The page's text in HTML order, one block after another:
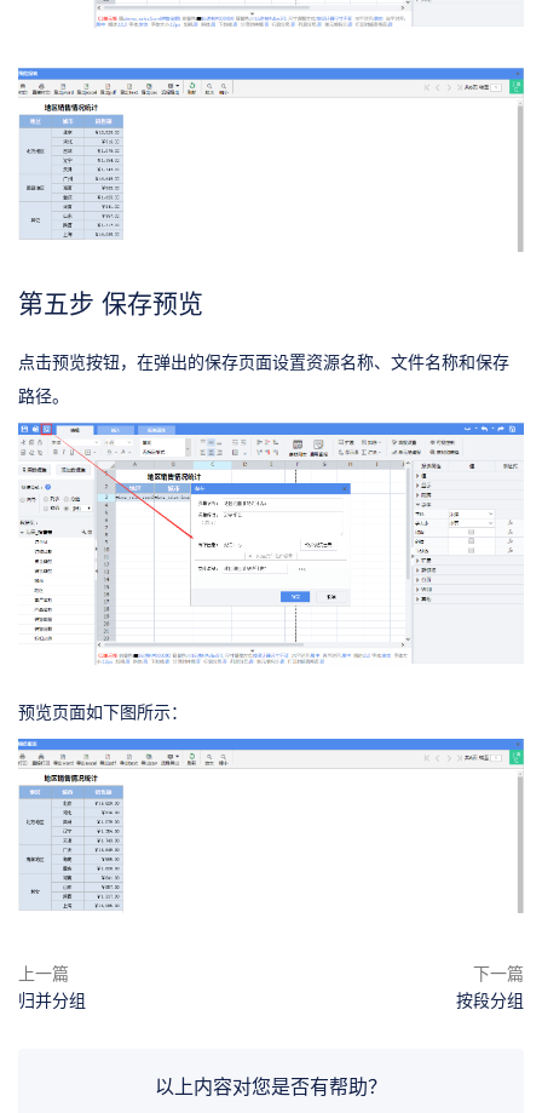
第五步 保存预览
点击预览按钮，在弹出的保存页面设置资源名称、文件名称和保存
路径。
预览页面如下图所示：
上一篇
归并分组
下一篇
按段分组
以上内容对您是否有帮助？